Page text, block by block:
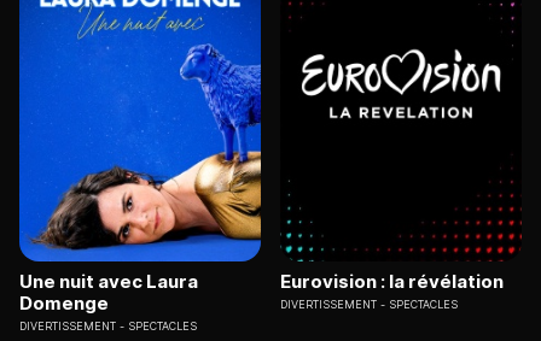
Une nuit avec Laura
Domenge
DIVERTISSEMENT SPECTACLES
Eurovision : la révélation
DIVERTISSEMENT SPECTACLES